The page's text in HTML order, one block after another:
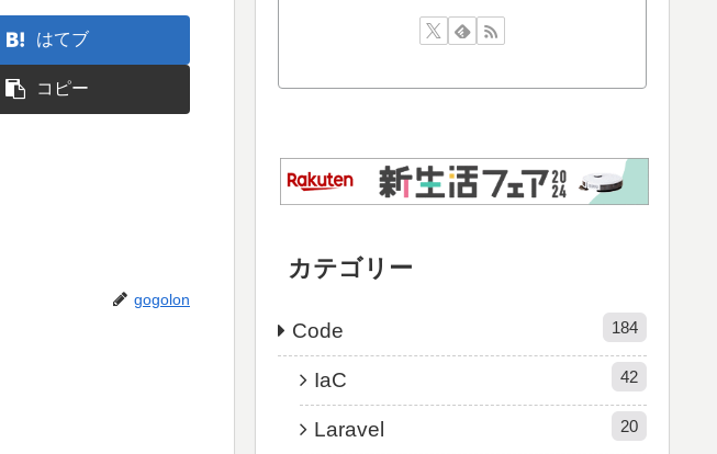
はてブ
コピー
gogolon
カテゴリー
Code 184
IaC 42
Laravel 20